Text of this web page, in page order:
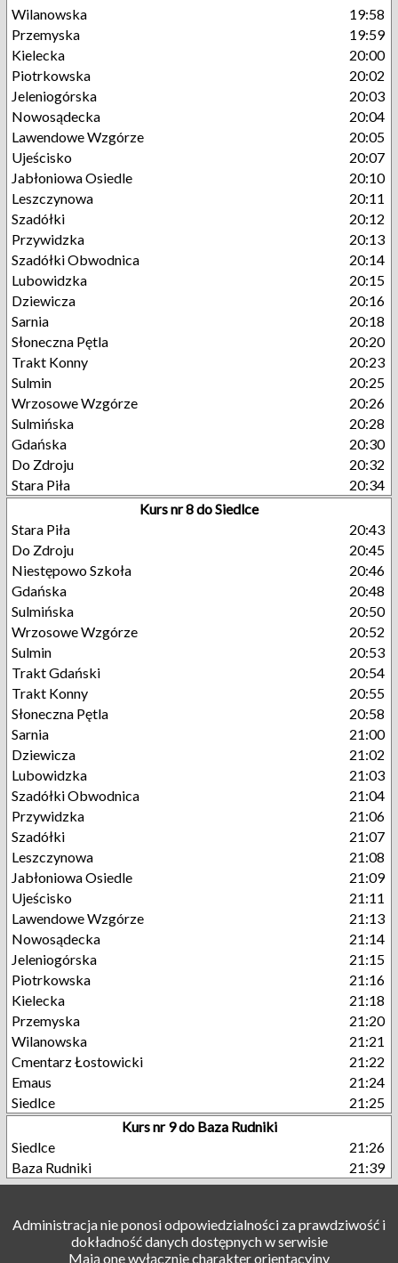
Wilanowska
19:58
Przemyska
19:59
Kielecka
20:00
Piotrkowska
20:02
Jeleniogórska
20:03
Nowosądecka
20:04
Lawendowe Wzgórze
20:05
Ujeścisko
20:07
Jabłoniowa Osiedle
20:10
Leszczynowa
20:11
Szadółki
20:12
Przywidzka
20:13
Szadółki Obwodnica
20:14
Lubowidzka
20:15
Dziewicza
20:16
Sarnia
20:18
Słoneczna Pętla
20:20
Trakt Konny
20:23
Sulmin
20:25
Wrzosowe Wzgórze
20:26
Sulmińska
20:28
Gdańska
20:30
Do Zdroju
20:32
Stara Piła
20:34
Kurs nr 8 do Siedlce
Stara Piła
20:43
Do Zdroju
20:45
Niestępowo Szkoła
20:46
Gdańska
20:48
Sulmińska
20:50
Wrzosowe Wzgórze
20:52
Sulmin
20:53
Trakt Gdański
20:54
Trakt Konny
20:55
Słoneczna Pętla
20:58
Sarnia
21:00
Dziewicza
21:02
Lubowidzka
21:03
Szadółki Obwodnica
21:04
Przywidzka
21:06
Szadółki
21:07
Leszczynowa
21:08
Jabłoniowa Osiedle
21:09
Ujeścisko
21:11
Lawendowe Wzgórze
21:13
Nowosądecka
21:14
Jeleniogórska
21:15
Piotrkowska
21:16
Kielecka
21:18
Przemyska
21:20
Wilanowska
21:21
Cmentarz Łostowicki
21:22
Emaus
21:24
Siedlce
21:25
Kurs nr 9 do Baza Rudniki
Siedlce
21:26
Baza Rudniki
21:39
Administracja nie ponosi odpowiedzialności za prawdziwość i
dokładność danych dostępnych w serwisie
Mają one wyłącznie charakter orientacyjny